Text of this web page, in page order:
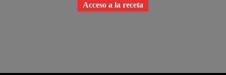
Acceso a la receta